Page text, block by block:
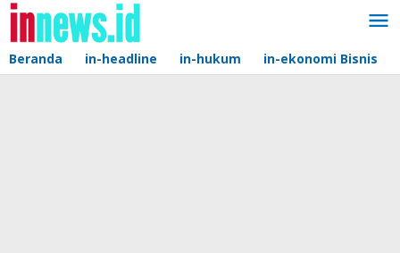
Lewati
konten
Beranda in-headline in-hukum in-ekonomi Bisnis